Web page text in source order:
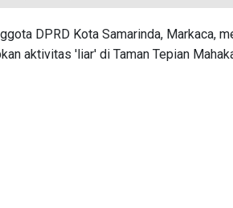
DPRD Kota Samarinda, Markaca,
aktivitas 'liar' di Taman Tepian